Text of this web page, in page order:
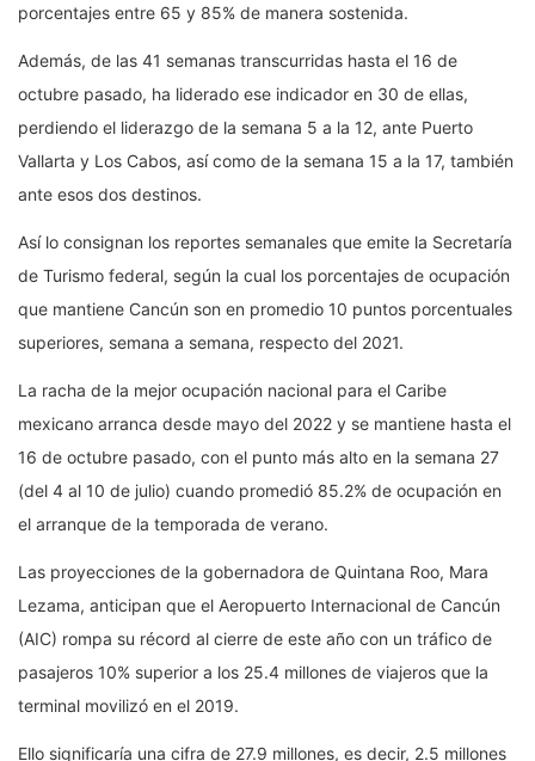
porcentajes entre 65 y 85% de manera sostenida.
Además, de las 41 semanas transcurridas hasta el 16 de
octubre pasado, ha liderado ese indicador en 30 de ellas,
perdiendo el liderazgo de la semana 5 a la 12, ante Puerto
Vallarta y Los Cabos, así como de la semana 15 a la 17, también
ante esos dos destinos.
Así lo consignan los reportes semanales que emite la Secretaría
de Turismo federal, según la cual los porcentajes de ocupación
que mantiene Cancún son en promedio 10 puntos porcentuales
superiores, semana a semana, respecto del 2021.
La racha de la mejor ocupación nacional para el Caribe
mexicano arranca desde mayo del 2022 y se mantiene hasta el
16 de octubre pasado, con el punto más alto en la semana 27
(del 4 al 10 de julio) cuando promedió 85.2% de ocupación en
el arranque de la temporada de verano.
Las proyecciones de la gobernadora de Quintana Roo, Mara
Lezama, anticipan que el Aeropuerto Internacional de Cancún
(AIC) rompa su récord al cierre de este año con un tráfico de
pasajeros 10% superior a los 25.4 millones de viajeros que la
terminal movilizó en el 2019.
Ello significaría una cifra de 27.9 millones, es decir, 2.5 millones